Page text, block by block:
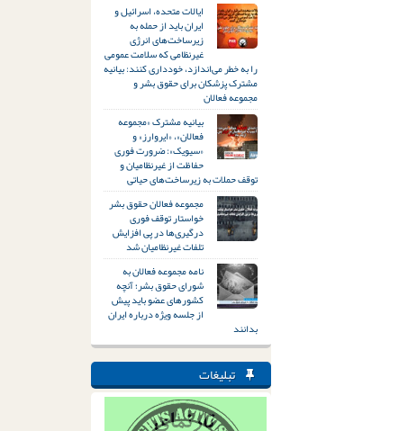
ایالات متحده، اسرائیل و
ایران باید از حمله به
زیرساخت‌های انرژی
غیرنظامی که سلامت عمومی
را به خطر می‌اندازد، خودداری کنند: بیانیه
مشترک پزشکان برای حقوق بشر و
مجموعه فعالان
بیانیه مشترک «مجموعه
فعالان»، «ایروارز» و
«سیویک»: ضرورت فوری
حفاظت از غیرنظامیان و
توقف حملات به زیرساخت‌های حیاتی
مجموعه فعالان حقوق بشر
خواستار توقف فوری
درگیری‌ها در پی افزایش
تلفات غیرنظامیان شد
نامه مجموعه فعالان به
شورای حقوق بشر؛ آنچه
کشورهای عضو باید پیش
از جلسه ویژه درباره ایران
بدانند
تبلیغات